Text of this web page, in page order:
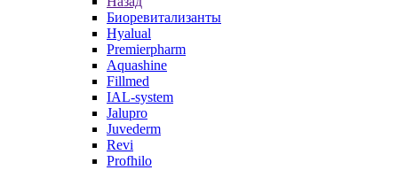
Биоревитализанты
Hyalual
Premierpharm
Aquashine
Fillmed
IAL-system
Jalupro
Juvederm
Revi
Profhilo